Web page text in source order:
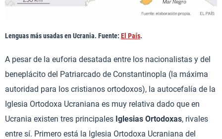
Lenguas más usadas en Ucrania. Fuente: El País.
A pesar de la euforia desatada entre los nacionalistas y del
beneplácito del Patriarcado de Constantinopla (la máxima
autoridad para los cristianos ortodoxos), la autocefalía de la
Iglesia Ortodoxa Ucraniana es muy relativa dado que en
Ucrania existen tres principales Iglesias Ortodoxas, rivales
entre sí. Primero está la Iglesia Ortodoxa Ucraniana del